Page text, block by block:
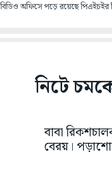
বিডিও অফিসে পড়ে রয়েছে
নিটে
বাবা
বেরয়।